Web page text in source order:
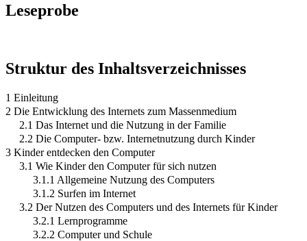
Leseprobe
Struktur des Inhaltsverzeichnisses
1 Einleitung
2 Die Entwicklung des Internets zum Massenmedium
2.1 Das Internet und die Nutzung in der Familie
2.2 Die Computer- bzw. Internetnutzung durch Kinder
3 Kinder entdecken den Computer
3.1 Wie Kinder den Computer für sich nutzen
3.1.1 Allgemeine Nutzung des Computers
3.1.2 Surfen im Internet
3.2 Der Nutzen des Computers und des Internets für Kinder
3.2.1 Lernprogramme
3.2.2 Computer und Schule